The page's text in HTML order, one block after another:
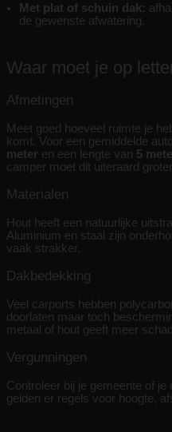
Met plat of schuin dak:
de gewenste afwatering.
Waar moet je op
Afmetingen
Meet goed hoeveel ruimte je
komt. Voor een gemiddelde
meter en een lengte van 5
camper moet dit uiteraard
Materialen
Hout heeft een natuurlijke
Aluminium en staal zijn
vaak strakker.
Dakbedekking
Veel carports hebben
doorlaten maar toch
metaal of hout geeft meer
Vergunningen
Controleer bij je gemeente of je
gelden er regels voor hoogte,